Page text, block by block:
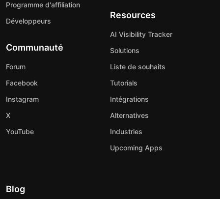
Programme d'affiliation
Développeurs
Communauté
Forum
Facebook
Instagram
X
YouTube
Resources
AI Visibility Tracker
Solutions
Liste de souhaits
Tutorials
Intégrations
Alternatives
Industries
Upcoming Apps
Blog